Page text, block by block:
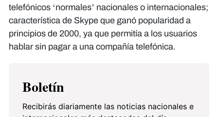
telefónicos ‘normales’ nacionales o internacionales;
característica de Skype que ganó popularidad a
principios de 2000, ya que permitía a los usuarios
hablar sin pagar a una compañía telefónica.
Boletín
Recibirás diariamente las noticias nacionales e